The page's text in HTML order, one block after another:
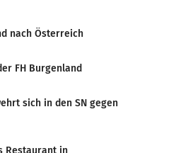
nach Österreich
FH Burgenland
sich in den SN gegen
Restaurant in